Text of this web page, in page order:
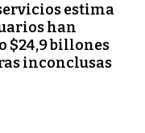
estima
han
$24,9 billones
inconclusas